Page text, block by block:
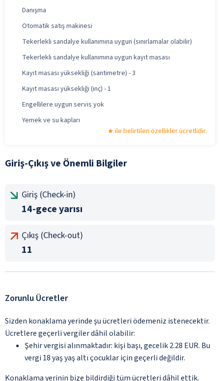
Danışma
Otomatik satış makinesi
Tekerlekli sandalye kullanımına uygun (sınırlamalar olabilir)
Tekerlekli sandalye kullanımına uygun kayıt masası
Kayıt masası yüksekliği (santimetre) - 3
Kayıt masası yüksekliği (inç) - 1
Engellilere uygun servis yok
Yemek ve su kapları
ile belirtilen özellikler ücretlidir.
Giriş-Çıkış ve Önemli Bilgiler
Giriş (Check-in)
14-gece yarısı
Çıkış (Check-out)
11
Zorunlu Ücretler
Sizden konaklama yerinde şu ücretleri ödemeniz istenecektir.
Ücretlere geçerli vergiler dâhil olabilir:
Şehir vergisi alınmaktadır: kişi başı, gecelik 2.28 EUR. Bu
vergi 18 yaş yaş altı çocuklar için geçerli değildir.
Konaklama yerinin bize bildirdiği tüm ücretleri dâhil ettik.